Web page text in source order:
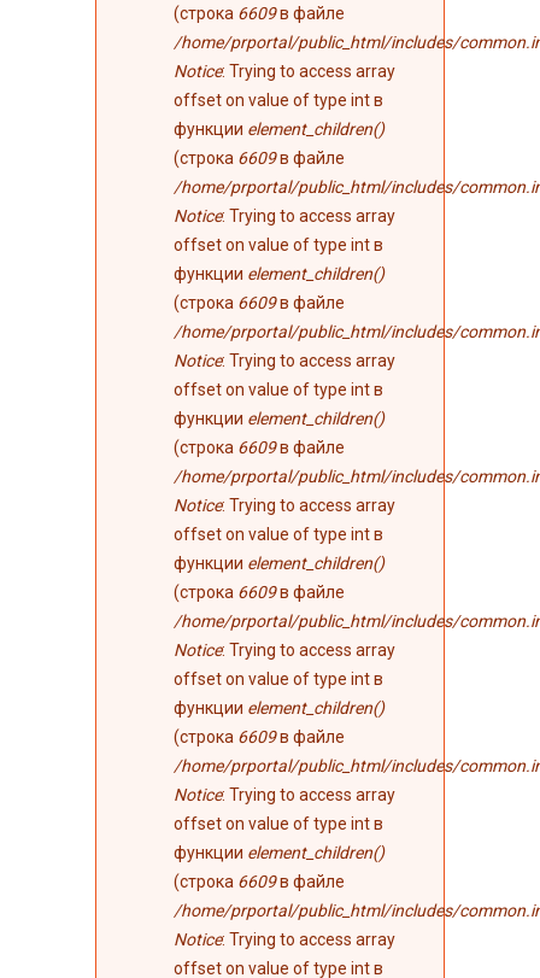
(строка 6609в файле
/home/prportal/public_html/includes/
Notice: Trying to access array
offset on value of type int в
функции element_children()
(строка 6609в файле
/home/prportal/public_html/includes/
Notice: Trying to access array
offset on value of type int в
функции element_children()
(строка 6609в файле
/home/prportal/public_html/includes/
Notice: Trying to access array
offset on value of type int в
функции element_children()
(строка 6609в файле
/home/prportal/public_html/includes/
Notice: Trying to access array
offset on value of type int в
функции element_children()
(строка 6609в файле
/home/prportal/public_html/includes/
Notice: Trying to access array
offset on value of type int в
функции element_children()
(строка 6609в файле
/home/prportal/public_html/includes/
Notice: Trying to access array
offset on value of type int в
функции element_children()
(строка 6609в файле
/home/prportal/public_html/includes/
Notice: Trying to access array
offset on value of type int в